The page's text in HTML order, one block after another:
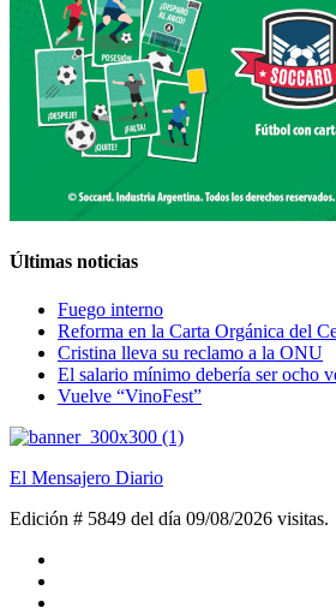
Últimas noticias
Fuego interno
Reforma en la Carta Orgánica del
Cristina lleva su reclamo a la ONU
El salario mínimo debería ser ocho
Vuelve “VinoFest”
El Mensajero Diario
Edición # 5849 del día 09/08/2026 visitas.